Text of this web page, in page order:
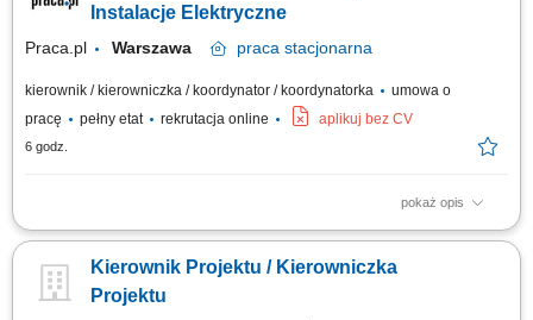
prac oraz weryfikacja postępu prac na budowie; wprowadzanie zmian
Instalacje Elektryczne
Praca.pl Warszawa praca stacjonarna
kierownik / kierowniczka / koordynator / koordynatorka
umowa o
pracę
pełny etat rekrutacja online aplikuj bez CV
6 godz.
pokaż opis
Zakres obowiązków: Koordynowanie pracy zespołów projektowych oraz
klientami, inwestorami i partnerami projektu. Opracowywanie
harmonogramów oraz monitorowanie postępu prac. Wprowadzanie i
Kierownik Projektu / Kierowniczka
Projektu